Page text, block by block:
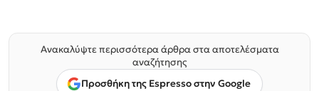
Ανακαλύψτε περισσότερα άρθρα στα αποτελέσματα
αναζήτησης
Προσθήκη της Espresso στην Google